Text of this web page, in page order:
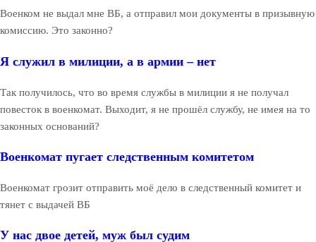
Военком не выдал мне ВБ, а отправил мои документы в призывную
комиссию. Это законно?
Я служил в милиции, а в армии – нет
Так получилось, что во время службы в милиции я не получал
повесток в военкомат. Выходит, я не прошёл службу, не имея на то
законных оснований?
Военкомат пугает следственным комитетом
Военкомат грозит отправить моё дело в следственный комитет и
тянет с выдачей ВБ
У нас двое детей, муж был судим